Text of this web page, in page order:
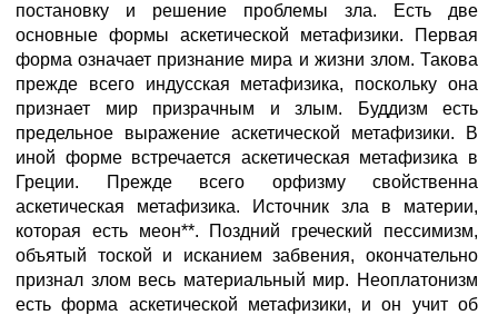
постановку и решение проблемы зла. Есть две
основные формы аскетической метафизики. Первая
форма означает признание мира и жизни злом. Такова
прежде всего индусская метафизика, поскольку она
признает мир призрачным и злым. Буддизм есть
предельное выражение аскетической метафизики. В
иной форме встречается аскетическая метафизика в
Греции. Прежде всего орфизму свойственна
аскетическая метафизика. Источник зла в материи,
которая есть меон**. Поздний греческий пессимизм,
объятый тоской и исканием забвения, окончательно
признал злом весь материальный мир. Неоплатонизм
есть форма аскетической метафизики, и он учит об